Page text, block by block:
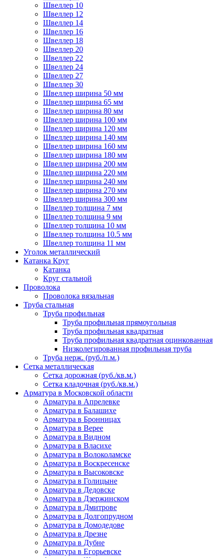
Швеллер 10
Швеллер 12
Швеллер 14
Швеллер 16
Швеллер 18
Швеллер 20
Швеллер 22
Швеллер 24
Швеллер 27
Швеллер 30
Швеллер ширина 50 мм
Швеллер ширина 65 мм
Швеллер ширина 80 мм
Швеллер ширина 100 мм
Швеллер ширина 120 мм
Швеллер ширина 140 мм
Швеллер ширина 160 мм
Швеллер ширина 180 мм
Швеллер ширина 200 мм
Швеллер ширина 220 мм
Швеллер ширина 240 мм
Швеллер ширина 270 мм
Швеллер ширина 300 мм
Швеллер толщина 7 мм
Швеллер толщина 9 мм
Швеллер толщина 10 мм
Швеллер толщина 10.5 мм
Швеллер толщина 11 мм
Уголок металлический
Катанка Круг
Катанка
Круг стальной
Проволока
Проволока вязальная
Труба стальная
Труба профильная
Труба профильная прямоугольная
Труба профильная квадратная
Труба профильная квадратная оцинкованная
Низколегированная профильная труба
Труба нерж. (руб./п.м.)
Сетка металлическая
Сетка дорожная (руб./кв.м.)
Сетка кладочная (руб./кв.м.)
Арматура в Московской области
Арматура в Апрелевке
Арматура в Балашихе
Арматура в Бронницах
Арматура в Верее
Арматура в Видном
Арматура в Власихе
Арматура в Волоколамске
Арматура в Воскресенске
Арматура в Высоковске
Арматура в Голицыне
Арматура в Дедовске
Арматура в Дзержинском
Арматура в Дмитрове
Арматура в Долгопрудном
Арматура в Домодедове
Арматура в Дрезне
Арматура в Дубне
Арматура в Егорьевске